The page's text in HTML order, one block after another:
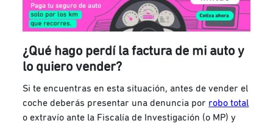
¿Qué hago perdí la factura de mi auto y
lo quiero vender?
Si te encuentras en esta situación, antes de vender el
coche deberás presentar una denuncia por robo total
o extravío ante la Fiscalía de Investigación (o MP) y